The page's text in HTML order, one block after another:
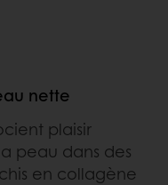
nette
plaisir
peau dans des
en collagène